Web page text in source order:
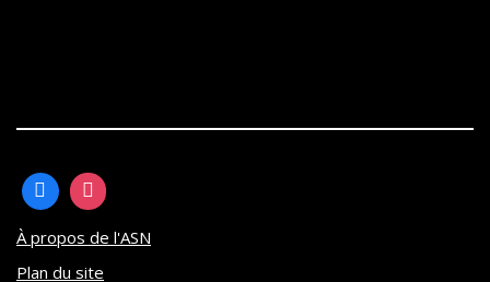
À propos de l'ASN
Plan du site